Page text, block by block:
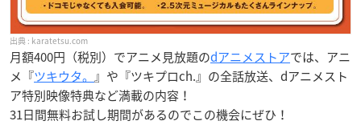
karatetsu.com
月額400円（税別）でアニメ見放題のdアニメストアでは、アニ
メ『ツキウタ。 』や『ツキプロch.』の全話放送、dアニメスト
ア特別映像特典など満載の内容！
31日間無料お試し期間があるのでこの機会にぜひ！